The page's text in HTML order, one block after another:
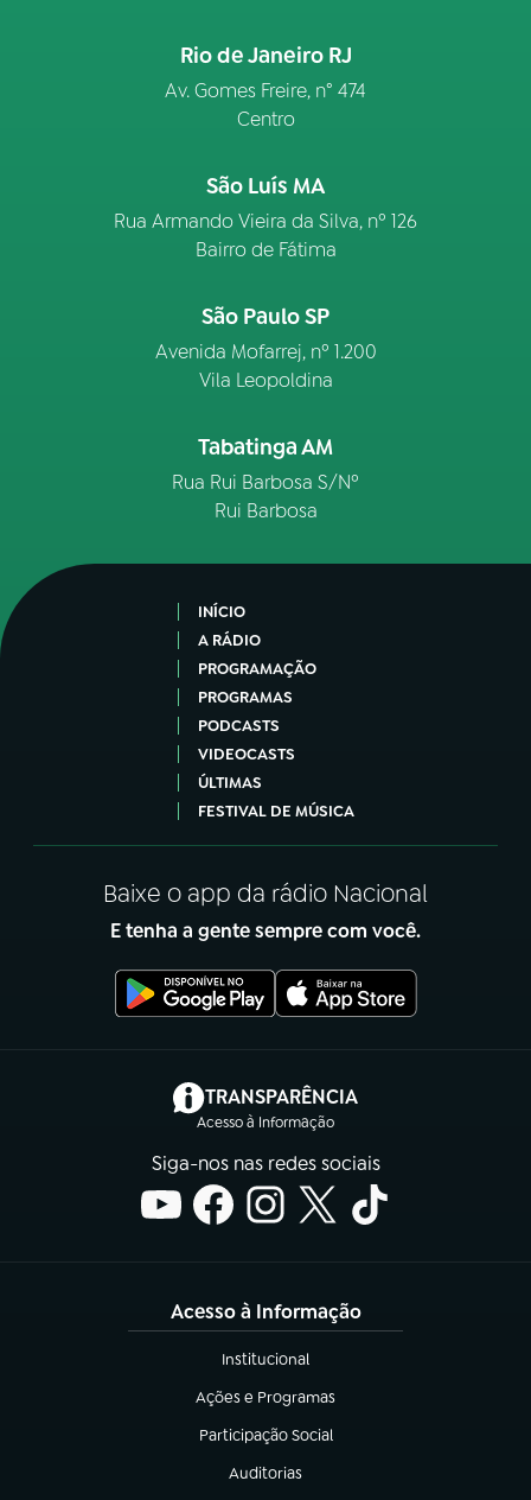
Rio de Janeiro RJ
Av. Gomes Freire, n° 474
Centro
São Luís MA
Rua Armando Vieira da Silva, nº 126
Bairro de Fátima
São Paulo SP
Avenida Mofarrej, nº 1.200
Vila Leopoldina
Tabatinga AM
Rua Rui Barbosa S/Nº
Rui Barbosa
INÍCIO
A RÁDIO
PROGRAMAÇÃO
PROGRAMAS
PODCASTS
VIDEOCASTS
ÚLTIMAS
FESTIVAL DE MÚSICA
Baixe o app da rádio Nacional
E tenha a gente sempre com você.
TRANSPARÊNCIA
Acesso à Informação
(abre em nova aba)
Siga-nos nas redes sociais
Acesso à Informação
Institucional
(abre em nova aba)
Ações e Programas
(abre em nova aba)
Participação Social
(abre em nova aba)
Auditorias
(abre em nova aba)